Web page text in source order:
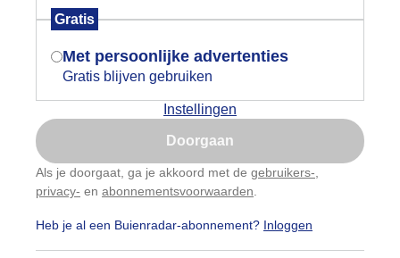
Gratis
Met persoonlijke advertenties
Gratis blijven gebruiken
Instellingen
Doorgaan
Als je doorgaat, ga je akkoord met de gebruikers-
privacy- en abonnementsvoorwaarden
Heb je al een Buienradar-abonnement? Inloggen
Indien je hier nog geen akkoord op hebt
gegeven, verschijnt er zo een pop-up uit
je browser waarin deze toestemming
gevraagd wordt.
Is goed, toon de popup
Nu niet, misschien later
Gebruik je Safari en wil je niet elke dag deze pop-up
Klikhierom dit aan te passen